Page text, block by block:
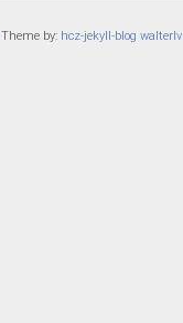
Theme by: hcz-jekyll-blog walterlv